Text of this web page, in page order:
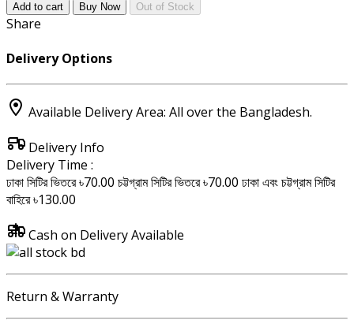
Add to cart Buy Now Out of Stock
Share
Delivery Options
Available Delivery Area: All over the Bangladesh.
Delivery Info
Delivery Time :
ঢাকা সিটির ভিতরে ৳70.00 চট্টগ্রাম সিটির ভিতরে ৳70.00 ঢাকা এবং চট্টগ্রাম সিটির
বাহিরে ৳130.00
Cash on Delivery Available
Return & Warranty